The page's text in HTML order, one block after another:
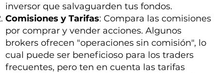
inversor que salvaguarden tus fondos.
Comisiones y Tarifas: Compara las comisiones
por comprar y vender acciones. Algunos
brokers ofrecen "operaciones sin comisión", lo
cual puede ser beneficioso para los traders
frecuentes, pero ten en cuenta las tarifas